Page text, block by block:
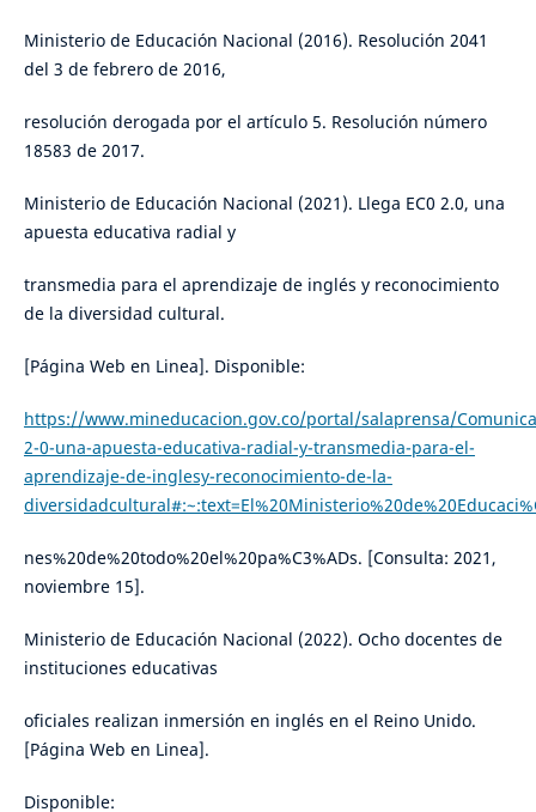
Ministerio de Educación Nacional (2016). Resolución 2041
del 3 de febrero de 2016,
resolución derogada por el artículo 5. Resolución número
18583 de 2017.
Ministerio de Educación Nacional (2021). Llega EC0 2.0, una
apuesta educativa radial y
transmedia para el aprendizaje de inglés y reconocimiento
de la diversidad cultural.
[Página Web en Linea]. Disponible:
https://www.mineducacion.gov.co/portal/salaprensa/
2-0-una-apuesta-educativa-radial-y-transmedia-para-el-
aprendizaje-de-inglesy-reconocimiento-de-la-
nes%20de%20todo%20el%20pa%C3%ADs. [Consulta: 2021,
noviembre 15].
Ministerio de Educación Nacional (2022). Ocho docentes de
instituciones educativas
oficiales realizan inmersión en inglés en el Reino Unido.
[Página Web en Linea].
Disponible: